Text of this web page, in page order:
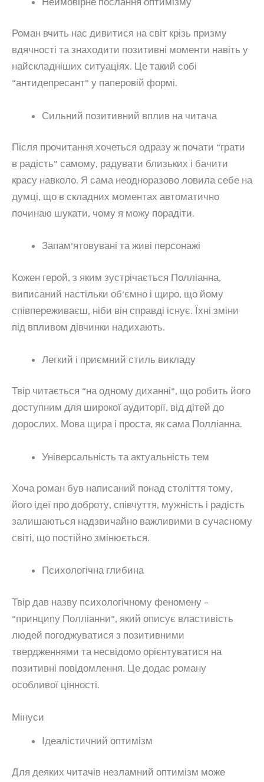
Роман вчить нас дивитися на світ крізь призму
вдячності та знаходити позитивні моменти навіть у
найскладніших ситуаціях. Це такий собі
“антидепресант” у паперовій формі.
Сильний позитивний вплив на читача
Після прочитання хочеться одразу ж почати “грати
в радість” самому, радувати близьких і бачити
красу навколо. Я сама неодноразово ловила себе на
думці, що в складних моментах автоматично
починаю шукати, чому я можу порадіти.
Запам’ятовувані та живі персонажі
Кожен герой, з яким зустрічається Полліанна,
виписаний настільки об’ємно і щиро, що йому
співпереживаєш, ніби він справді існує. Їхні зміни
під впливом дівчинки надихають.
Легкий і приємний стиль викладу
Твір читається “на одному диханні”, що робить його
доступним для широкої аудиторії, від дітей до
дорослих. Мова щира і проста, як сама Полліанна.
Універсальність та актуальність тем
Хоча роман був написаний понад століття тому,
його ідеї про доброту, співчуття, мужність і радість
залишаються надзвичайно важливими в сучасному
світі, що постійно змінюється.
Психологічна глибина
Твір дав назву психологічному феномену –
“принципу Полліанни”, який описує властивість
людей погоджуватися з позитивними
твердженнями та несвідомо орієнтуватися на
позитивні повідомлення. Це додає роману
особливої цінності.
Мінуси
Ідеалістичний оптимізм
Для деяких читачів незламний оптимізм може